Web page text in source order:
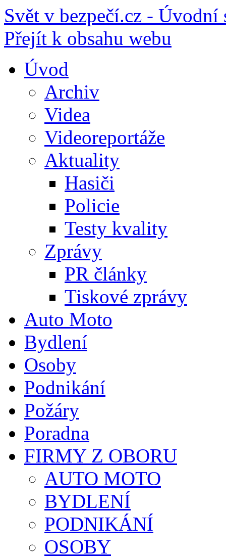
Svět v bezpečí.cz - Úvodní
Přejít k obsahu webu
Úvod
Archiv
Videa
Videoreportáže
Aktuality
Hasiči
Policie
Testy kvality
Zprávy
PR články
Tiskové zprávy
Auto Moto
Bydlení
Osoby
Podnikání
Požáry
Poradna
FIRMY Z OBORU
AUTO MOTO
BYDLENÍ
PODNIKÁNÍ
OSOBY